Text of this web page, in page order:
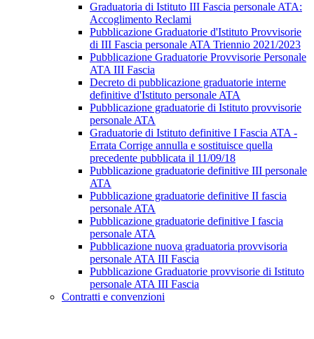
Graduatoria di Istituto III Fascia personale ATA:
Accoglimento Reclami
Pubblicazione Graduatorie d'Istituto Provvisorie
di III Fascia personale ATA Triennio 2021/2023
Pubblicazione Graduatorie Provvisorie Personale
ATA III Fascia
Decreto di pubblicazione graduatorie interne
definitive d'Istituto personale ATA
Pubblicazione graduatorie di Istituto provvisorie
personale ATA
Graduatorie di Istituto definitive I Fascia ATA -
Errata Corrige annulla e sostituisce quella
precedente pubblicata il 11/09/18
Pubblicazione graduatorie definitive III personale
ATA
Pubblicazione graduatorie definitive II fascia
personale ATA
Pubblicazione graduatorie definitive I fascia
personale ATA
Pubblicazione nuova graduatoria provvisoria
personale ATA III Fascia
Pubblicazione Graduatorie provvisorie di Istituto
personale ATA III Fascia
Contratti e convenzioni